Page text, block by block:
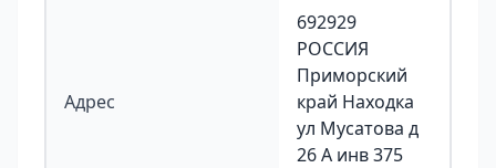
Адрес
692929
РОССИЯ
Приморский
край Находка
ул Мусатова д
26 А инв 375